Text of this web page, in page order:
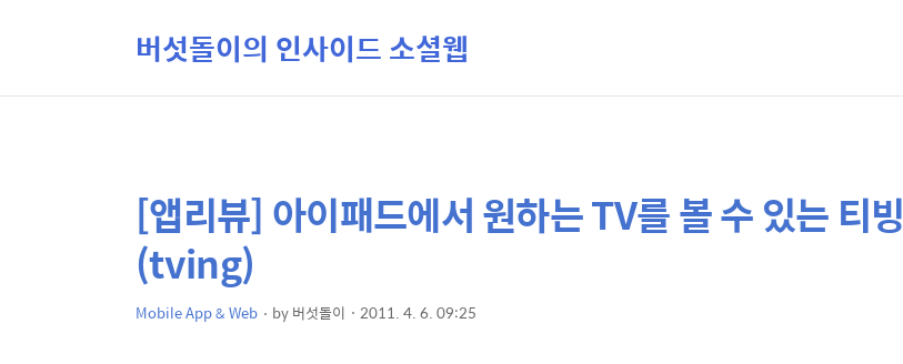
버섯돌이의 인사이드 소셜웹
상
세
컨
텐
본
문
제
목
[앱리뷰] 아이패드에서 원하는 TV를 볼 수 있는 티빙
(tving)
Mobile App & Web by버섯돌이 2011. 4. 6. 09:25